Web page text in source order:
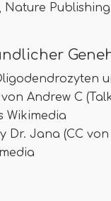
Nature
Andrew C
Wikimedia
Dr. Jana (CC